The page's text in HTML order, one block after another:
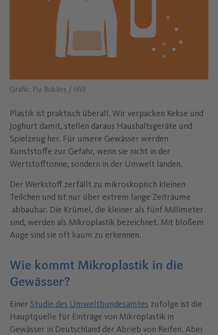
Grafik: Pia Bublies / HW
Plastik ist praktisch überall. Wir verpacken Kekse und
Joghurt damit, stellen daraus Haushaltsgeräte und
Spielzeug her. Für unsere Gewässer werden
Kunststoffe zur Gefahr, wenn sie nicht in der
Wertstofftonne, sondern in der Umwelt landen.
Der Werkstoff zerfällt zu mikroskopisch kleinen
Teilchen und ist nur über extrem lange Zeiträume
abbaubar. Die Krümel, die kleiner als fünf Millimeter
sind, werden als Mikroplastik bezeichnet. Mit bloßem
Auge sind sie oft kaum zu erkennen.
Wie kommt Mikroplastik in die
Gewässer?
Einer Studie des Umweltbundesamtes zufolge ist die
Hauptquelle für Einträge von Mikroplastik in
Gewässer in Deutschland der Abrieb von Reifen. Aber